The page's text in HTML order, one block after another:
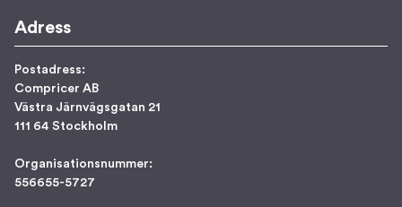
Adress
Postadress:
Compricer AB
Västra Järnvägsgatan 21
111 64 Stockholm
Organisationsnummer:
556655-5727